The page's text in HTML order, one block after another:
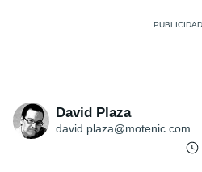
David Plaza
david.plaza@motenic.com